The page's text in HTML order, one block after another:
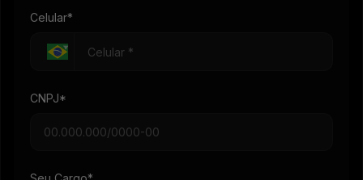
Celular*
CNPJ*